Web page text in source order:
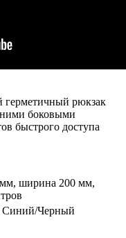
герметичный рюкзак
боковыми
быстрого доступа
ширина 200 мм,
Синий/Черный